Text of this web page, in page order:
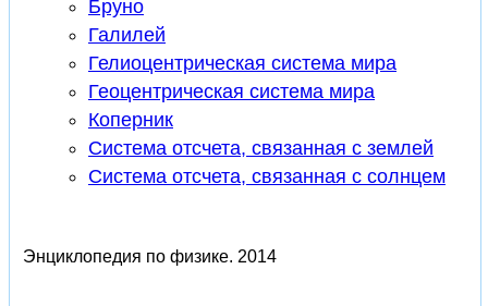
Бруно
Галилей
Гелиоцентрическая система мира
Геоцентрическая система мира
Коперник
Система отсчета, связанная с землей
Система отсчета, связанная с солнцем
Энциклопедия по физике. 2014